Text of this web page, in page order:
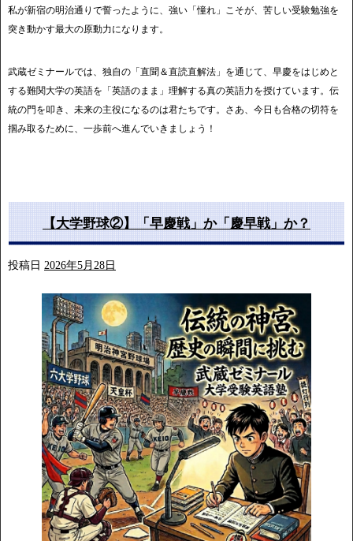
私が新宿の明治通りで誓ったように、強い「憧れ」こそが、苦しい受験勉強を
突き動かす最大の原動力になります。
武蔵ゼミナールでは、独自の「直聞＆直読直解法」を通じて、早慶をはじめと
する難関大学の英語を「英語のまま」理解する真の英語力を授けています。伝
統の門を叩き、未来の主役になるのは君たちです。さあ、今日も合格の切符を
掴み取るために、一歩前へ進んでいきましょう！
【大学野球②】「早慶戦」か「慶早戦」か？
投稿日 2026年5月28日